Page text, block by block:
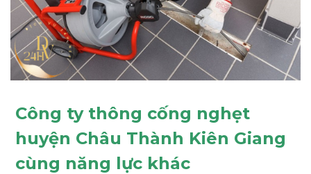
Công ty thông cống nghẹt
huyện Châu Thành Kiên Giang
cùng năng lực khác